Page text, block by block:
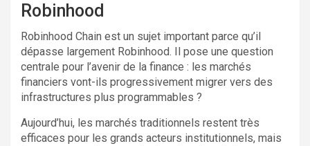
Robinhood
Robinhood Chain est un sujet important parce qu’il
dépasse largement Robinhood. Il pose une question
centrale pour l’avenir de la finance : les marchés
financiers vont-ils progressivement migrer vers des
infrastructures plus programmables ?
Aujourd’hui, les marchés traditionnels restent très
efficaces pour les grands acteurs institutionnels, mais